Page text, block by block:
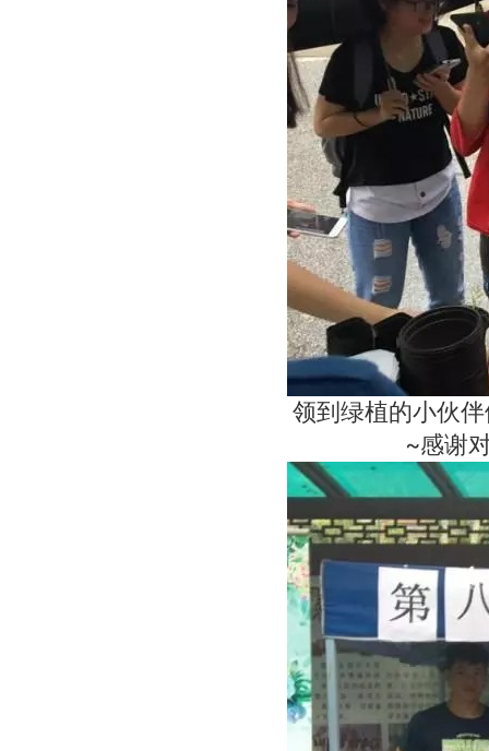
领到绿植的小伙
~感谢